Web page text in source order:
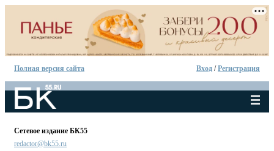
Полная версия сайта Вход /Регистрация
Сетевое издание БК55
redactor@bk55.ru